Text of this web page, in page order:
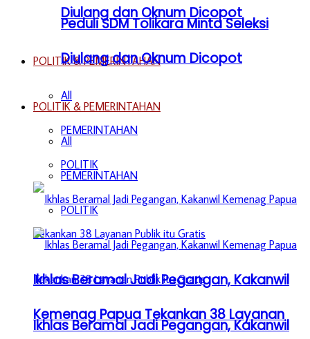
Diulang dan Oknum Dicopot
POLITIK & PEMERINTAHAN
All
PEMERINTAHAN
POLITIK
Ikhlas Beramal Jadi Pegangan, Kakanwil
Kemenag Papua Tekankan 38 Layanan
Peduli SDM Tolikara Minta Seleksi
Diulang dan Oknum Dicopot
POLITIK & PEMERINTAHAN
All
PEMERINTAHAN
POLITIK
Ikhlas Beramal Jadi Pegangan, Kakanwil